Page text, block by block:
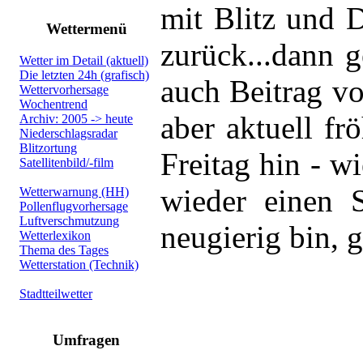
Wettermenü
Wetter im Detail (aktuell)
Die letzten 24h (grafisch)
Wettervorhersage
Wochentrend
Archiv: 2005 -> heute
Niederschlagsradar
Blitzortung
Satellitenbild/-film
Wetterwarnung (HH)
Pollenflugvorhersage
Luftverschmutzung
Wetterlexikon
Thema des Tages
Wetterstation (Technik)
Stadtteilwetter
Umfragen
mit Blitz und
zurück...dann
auch Beitrag
aber aktuell
Freitag hin -
wieder einen
neugierig bin,